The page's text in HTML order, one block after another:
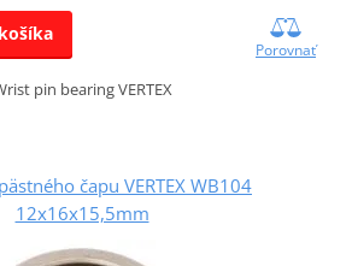
Porovnať
pin bearing VERTEX
čapu VERTEX WB104
12x16x15,5mm